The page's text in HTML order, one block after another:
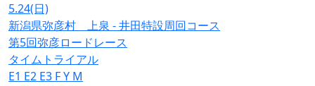
5.24(日)
新潟県弥彦村 上泉 - 井田特設周回コース
第5回弥彦ロードレース
タイムトライアル
E1 E2 E3 FY M